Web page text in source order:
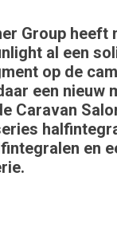
Group heeft
al een
op de
een nieuw
Caravan
en